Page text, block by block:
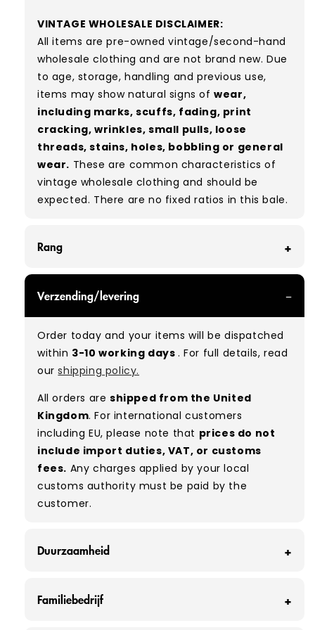
VINTAGE WHOLESALE DISCLAIMER:
All items are pre-owned vintage/second-hand
wholesale clothing and are not brand new. Due
to age, storage, handling and previous use,
items may show natural signs ofwear,
including marks, scuffs, fading, print
cracking, wrinkles, small pulls, loose
threads, stains, holes, bobbling or general
wear. These are common characteristics of
vintage wholesale clothing and should be
expected. There are no fixed ratios in this bale.
Rang
can expect items that are in great condition
with minimal signs of wear. While they are
used, they remain free of significant defects
and are in excellent shape overall.
Please note:As these are vintage/used
garments, a small percentage (5–10%) may
have minor flaws such as small tears, holes, or
stains. While we carefully inspect all items, a
degree of human error is possible. Condition
can vary slightly between pieces, and some
Verzending/levering
Order today and your items will be dispatched
within 3-10 working days. For full details, read
ourshipping policy.
All orders are shipped from the United
Kingdom. For international customers
including EU, please note that prices do not
include import duties, VAT, or customs
fees. Any charges applied by your local
customs authority must be paid by the
customer.
Duurzaamheid
elke maand dat ongeveer 160 ton kleding op de
Familiebedrijf